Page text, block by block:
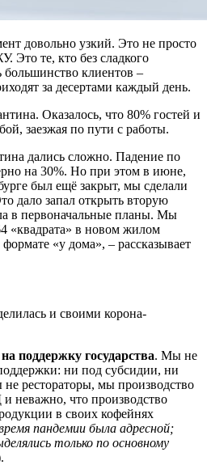
довольно узкий. Это не просто
Это те, кто без сладкого
большинство клиентов –
за десертами каждый день.
Оказалось, что 80% гостей и
заезжая по пути с работы.
дались сложно. Падение по
на 30%. Но при этом в июне,
был ещё закрыт, мы сделали
дало запал открыть вторую
в первоначальные планы. Мы
«квадрата» в новом жилом
«у дома», – рассказывает
и своими корона-
поддержку государства. Мы не
ни под субсидии, ни
рестораторы, мы производство
неважно, что производство
в своих кофейнях
пандемии была адресной;
только по основному